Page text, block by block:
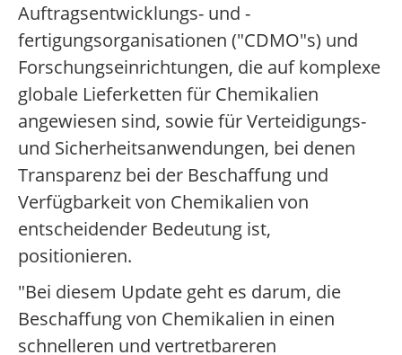
Auftragsentwicklungs- und -
fertigungsorganisationen ("CDMO"s) und
Forschungseinrichtungen, die auf komplexe
globale Lieferketten für Chemikalien
angewiesen sind, sowie für Verteidigungs-
und Sicherheitsanwendungen, bei denen
Transparenz bei der Beschaffung und
Verfügbarkeit von Chemikalien von
entscheidender Bedeutung ist,
positionieren.
"Bei diesem Update geht es darum, die
Beschaffung von Chemikalien in einen
schnelleren und vertretbareren